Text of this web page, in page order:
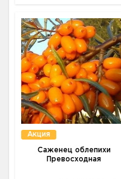
Акция
Саженец облепихи
Превосходная